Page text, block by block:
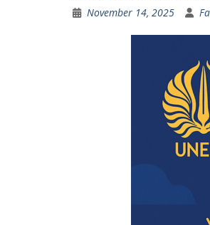
November 14, 2025